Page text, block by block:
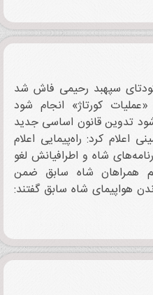
کودتای سپهبد رحیمی فاش شد
کورتاژ» انجام شود
می‌شود تدوین قانون اساسی جدید
اعلام کرد: راه‌پیمایی اعلام
شاه و اطرافیانش لغو
همراهان شاه سابق ضمن
هواپیمای شاه سابق گفتند: